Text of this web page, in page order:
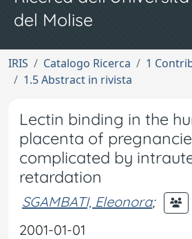
del Molise
IRIS Catalogo Ricerca
1
1.5 Abstract in rivista
Lectin binding in the
placenta of
complicated by
retardation
SGAMBATI, Eleonora;
2001-01-01